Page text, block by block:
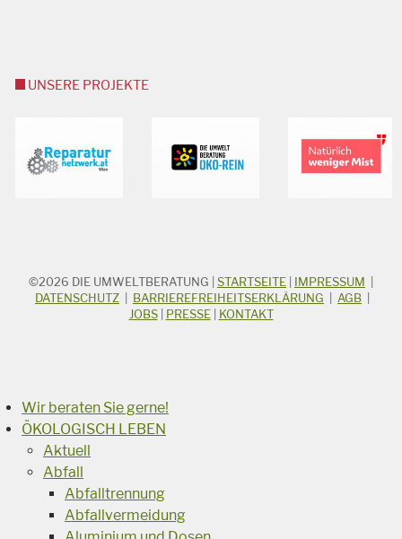
UNSERE PROJEKTE
STICHWORTSUCHE
Suchbegriff
©2026 DIE UMWELTBERATUNG STARTSEITE IMPRESSUM
DATENSCHUTZ
BARRIEREFREIHEITSERKLÄRUNG AGB
JOBS| PRESSE| KONTAKT
Wir beraten Sie gerne!
ÖKOLOGISCH LEBEN
Aktuell
Abfall
Abfalltrennung
Abfallvermeidung